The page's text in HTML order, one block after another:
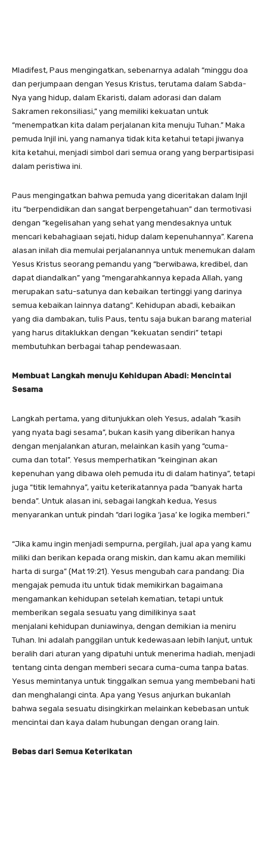
Mladifest, Paus mengingatkan, sebenarnya adalah “minggu doa
dan perjumpaan dengan Yesus Kristus, terutama dalam Sabda-
Nya yang hidup, dalam Ekaristi, dalam adorasi dan dalam
Sakramen rekonsiliasi,” yang memiliki kekuatan untuk
“menempatkan kita dalam perjalanan kita menuju Tuhan.” Maka
pemuda Injil ini, yang namanya tidak kita ketahui tetapi jiwanya
kita ketahui, menjadi simbol dari semua orang yang berpartisipasi
dalam peristiwa ini.
Paus mengingatkan bahwa pemuda yang diceritakan dalam Injil
itu “berpendidikan dan sangat berpengetahuan” dan termotivasi
dengan “kegelisahan yang sehat yang mendesaknya untuk
mencari kebahagiaan sejati, hidup dalam kepenuhannya”. Karena
alasan inilah dia memulai perjalanannya untuk menemukan dalam
Yesus Kristus seorang pemandu yang “berwibawa, kredibel, dan
dapat diandalkan” yang “mengarahkannya kepada Allah, yang
merupakan satu-satunya dan kebaikan tertinggi yang darinya
semua kebaikan lainnya datang”. Kehidupan abadi, kebaikan
yang dia dambakan, tulis Paus, tentu saja bukan barang material
yang harus ditaklukkan dengan “kekuatan sendiri” tetapi
membutuhkan berbagai tahap pendewasaan.
Membuat Langkah menuju Kehidupan Abadi: Mencintai
Sesama
Langkah pertama, yang ditunjukkan oleh Yesus, adalah “kasih
yang nyata bagi sesama”, bukan kasih yang diberikan hanya
dengan menjalankan aturan, melainkan kasih yang “cuma-
cuma dan total”. Yesus memperhatikan “keinginan akan
kepenuhan yang dibawa oleh pemuda itu di dalam hatinya”, tetapi
juga “titik lemahnya”, yaitu keterikatannya pada “banyak harta
benda”. Untuk alasan ini, sebagai langkah kedua, Yesus
menyarankan untuk pindah “dari logika ‘jasa’ ke logika memberi.”
“Jika kamu ingin menjadi sempurna, pergilah, jual apa yang kamu
miliki dan berikan kepada orang miskin, dan kamu akan memiliki
harta di surga” (Mat 19:21). Yesus mengubah cara pandang: Dia
mengajak pemuda itu untuk tidak memikirkan bagaimana
mengamankan kehidupan setelah kematian, tetapi untuk
memberikan segala sesuatu yang dimilikinya saat
menjalani kehidupan duniawinya, dengan demikian ia meniru
Tuhan. Ini adalah panggilan untuk kedewasaan lebih lanjut, untuk
beralih dari aturan yang dipatuhi untuk menerima hadiah, menjadi
tentang cinta dengan memberi secara cuma-cuma tanpa batas.
Yesus memintanya untuk tinggalkan semua yang membebani hati
dan menghalangi cinta. Apa yang Yesus anjurkan bukanlah
bahwa segala sesuatu disingkirkan melainkan kebebasan untuk
mencintai dan kaya dalam hubungan dengan orang lain.
Bebas dari Semua Keterikatan